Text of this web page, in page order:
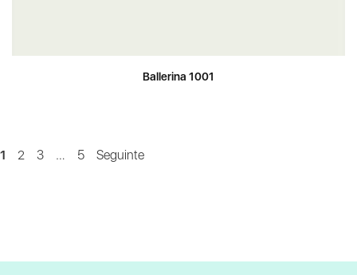
Ballerina 1001
1 2 3 … 5 Seguinte